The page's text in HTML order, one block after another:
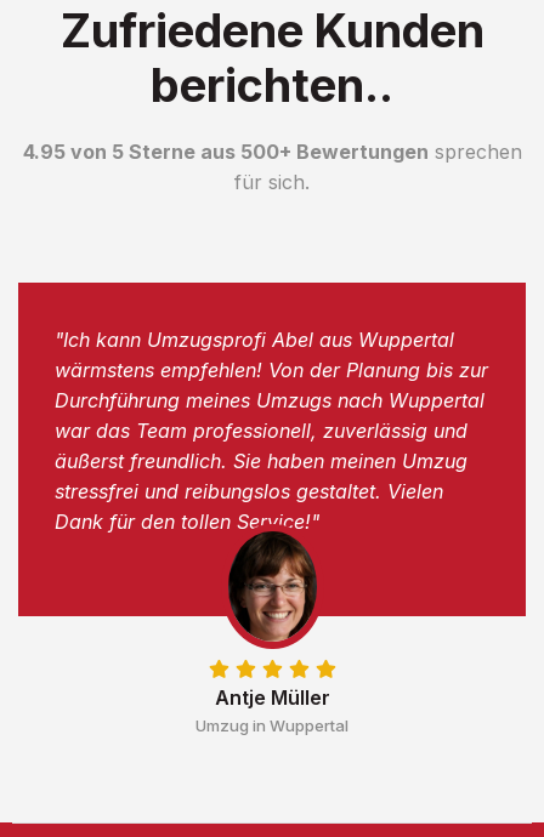
Zufriedene Kunden
berichten..
4.95 von 5 Sterne aus 500+ Bewertungen sprechen
für sich.
Antje Müller
Umzug in Wuppertal
"Ich kann Umzugsprofi Abel aus Wuppertal
wärmstens empfehlen! Von der Planung bis zur
Durchführung meines Umzugs nach Wuppertal
war das Team professionell, zuverlässig und
äußerst freundlich. Sie haben meinen Umzug
stressfrei und reibungslos gestaltet. Vielen
Dank für den tollen Service!"